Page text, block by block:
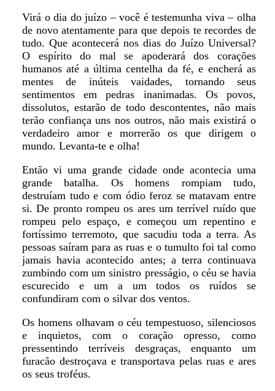
Virá o dia do juízo – você é testemunha viva – olha
de novo atentamente para que depois te recordes de
tudo. Que acontecerá nos dias do Juízo Universal?
O espírito do mal se apoderará dos corações
humanos até a última centelha da fé, e encherá as
mentes de inúteis vaidades, tornando seus
sentimentos em pedras inanimadas. Os povos,
dissolutos, estarão de todo descontentes, não mais
terão confiança uns nos outros, não mais existirá o
verdadeiro amor e morrerão os que dirigem o
mundo. Levanta-te e olha!
Então vi uma grande cidade onde acontecia uma
grande batalha. Os homens rompiam tudo,
destruíam tudo e com ódio feroz se matavam entre
si. De pronto rompeu os ares um terrível ruído que
rompeu pelo espaço, e começou um repentino e
fortíssimo terremoto, que sacudiu toda a terra. As
pessoas saíram para as ruas e o tumulto foi tal como
jamais havia acontecido antes; a terra continuava
zumbindo com um sinistro presságio, o céu se havia
escurecido e um a um todos os ruídos se
confundiram com o silvar dos ventos.
Os homens olhavam o céu tempestuoso, silenciosos
e inquietos, com o coração opresso, como
pressentindo terríveis desgraças, enquanto um
furacão destroçava e transportava pelas ruas e ares
os seus troféus.